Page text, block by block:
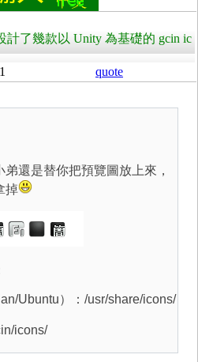
了幾款以 Unity 為基礎的 gcin ic
quote
還是替你把預覽圖放上來，
掉
Ubuntu）：/usr/share/icons/
icons/